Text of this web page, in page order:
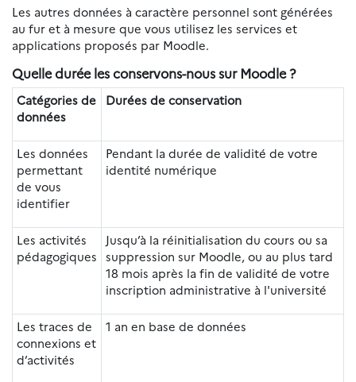
Les autres données à caractère personnel sont générées
au fur et à mesure que vous utilisez les services et
applications proposés par Moodle.
Quelle durée les conservons-nous sur Moodle ?
Catégories de
données
Durées de conservation
Les données
permettant
de vous
identifier
Pendant la durée de validité de votre
identité numérique
Les activités
pédagogiques
Jusqu’à la réinitialisation du cours ou sa
suppression sur Moodle, ou au plus tard
18 mois après la fin de validité de votre
inscription administrative à l'université
Les traces de
connexions et
d’activités
1 an en base de données